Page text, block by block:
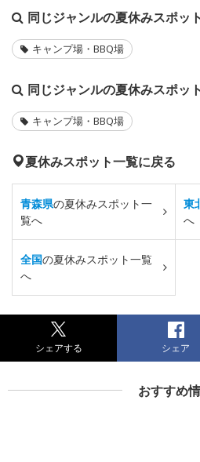
同じジャンルの夏休みスポッ
キャンプ場・BBQ場
同じジャンルの夏休みスポッ
キャンプ場・BBQ場
夏休みスポット一覧に戻る
青森県の夏休みスポット一
覧へ
東
へ
全国の夏休みスポット一覧
へ
シェアする シェア
おすすめ